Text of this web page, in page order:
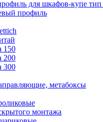
для шкафов-купе
профиль
150
200
300
метабоксы
монтажа